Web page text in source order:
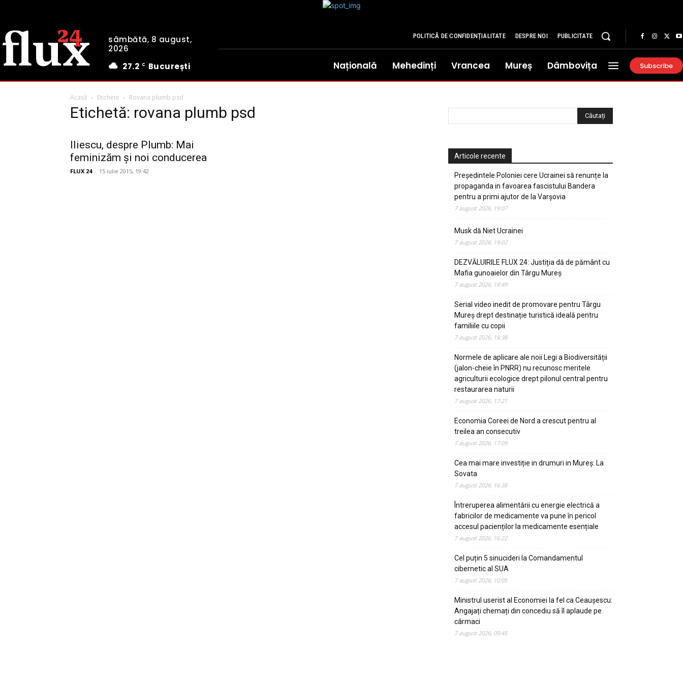
sâmbătă, 8 august,
2026
27.2 C București
POLITICĂ DE CONFIDENȚIALITATE DESPRE NOI PUBLICITATE
Națională Mehedinți Vrancea Mureș Dâmbovița Subscribe
Acasă Etichete Rovana plumb psd
Etichetă: rovana plumb psd
Iliescu, despre Plumb: Mai
feminizăm şi noi conducerea
FLUX 24 - 15 iulie 2015, 19:42
Articole recente
Președintele Poloniei cere Ucrainei să renunțe la
propaganda in favoarea fascistului Bandera
pentru a primi ajutor de la Varșovia
7 august 2026, 19:07
Musk dă Niet Ucrainei
7 august 2026, 19:02
DEZVĂLUIRILE FLUX 24: Justiția dă de pământ cu
Mafia gunoaielor din Târgu Mureș
7 august 2026, 18:49
Serial video inedit de promovare pentru Târgu
Mureș drept destinație turistică ideală pentru
familiile cu copii
7 august 2026, 18:38
Normele de aplicare ale noii Legi a Biodiversității
(jalon-cheie în PNRR) nu recunosc meritele
agriculturii ecologice drept pilonul central pentru
restaurarea naturii
7 august 2026, 17:21
Economia Coreei de Nord a crescut pentru al
treilea an consecutiv
7 august 2026, 17:09
Cea mai mare investiție in drumuri in Mureș: La
Sovata
7 august 2026, 16:38
Întreruperea alimentării cu energie electrică a
fabricilor de medicamente va pune în pericol
accesul pacienților la medicamente esențiale
7 august 2026, 16:22
Cel puțin 5 sinucideri la Comandamentul
cibernetic al SUA
7 august 2026, 10:05
Ministrul userist al Economiei la fel ca Ceaușescu:
Angajați chemați din concediu să îl aplaude pe
cârmaci
7 august 2026, 09:45